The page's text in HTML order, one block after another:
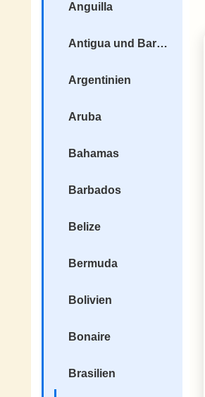
Anguilla
Antigua und Barbuda
Argentinien
Aruba
Bahamas
Barbados
Belize
Bermuda
Bolivien
Bonaire
Brasilien